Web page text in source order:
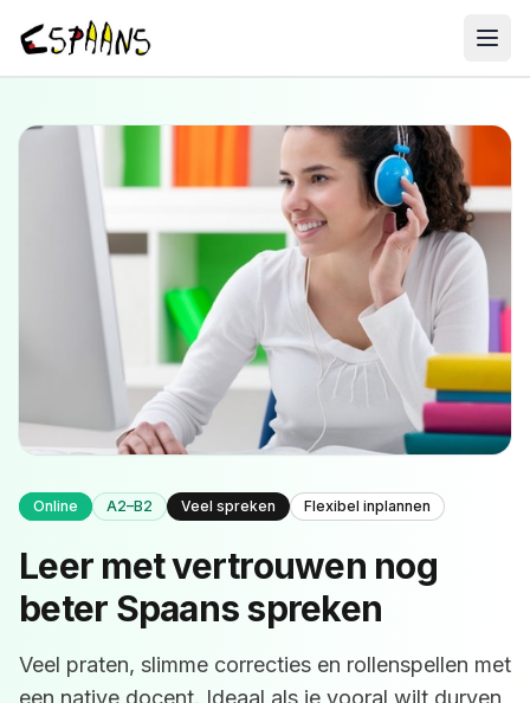
Over ons
Online A2–B2 Veel spreken Flexibel inplannen
Leer met vertrouwen nog
beter Spaans spreken
Veel praten, slimme correcties en rollenspellen met
een native docent. Ideaal als je vooral wilt durven